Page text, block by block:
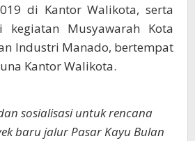
di Kantor Walikota, serta
kegiatan Musyawarah Kota
Industri Manado, bertempat
Kantor Walikota.
sosialisasi untuk rencana
baru jalur Pasar Kayu Bulan